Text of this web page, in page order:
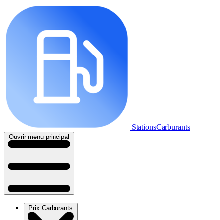
StationsCarburants
Ouvrir menu principal
Prix Carburants